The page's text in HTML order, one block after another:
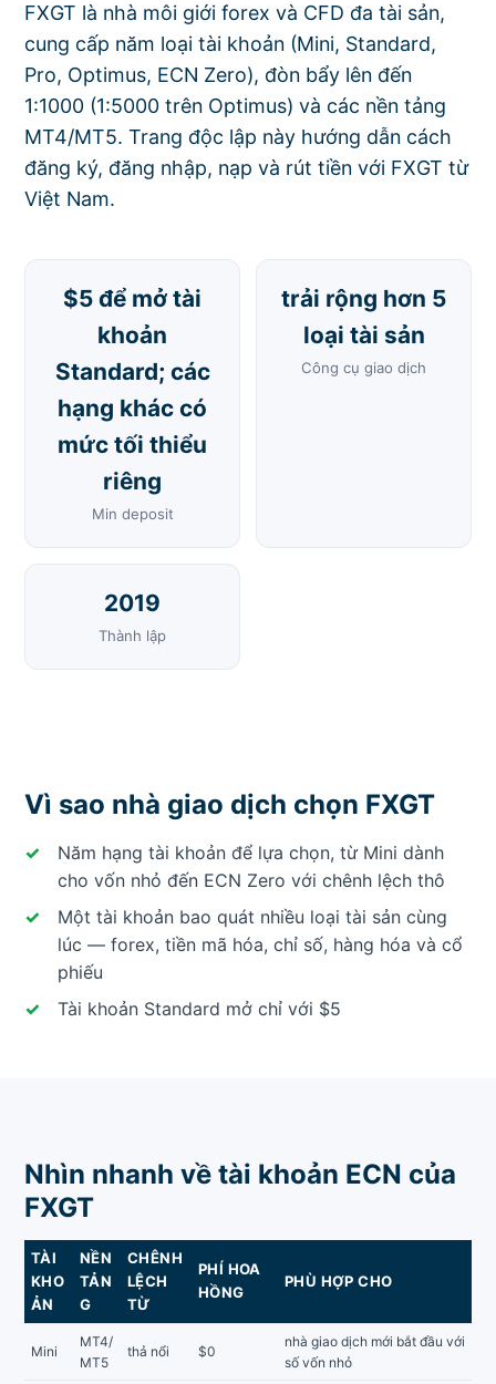
FXGT là nhà môi giới forex và CFD đa tài sản,
cung cấp năm loại tài khoản (Mini, Standard,
Pro, Optimus, ECN Zero), đòn bẩy lên đến
1:1000 (1:5000 trên Optimus) và các nền tảng
MT4/MT5. Trang độc lập này hướng dẫn cách
đăng ký, đăng nhập, nạp và rút tiền với FXGT từ
Việt Nam.
$5 để mở tài
khoản
Standard; các
hạng khác có
mức tối thiểu
riêng
Min deposit
trải rộng hơn 5
loại tài sản
Công cụ giao dịch
2019
Thành lập
Vì sao nhà giao dịch chọn FXGT
Năm hạng tài khoản để lựa chọn, từ Mini dành
cho vốn nhỏ đến ECN Zero với chênh lệch thô
Một tài khoản bao quát nhiều loại tài sản cùng
lúc — forex, tiền mã hóa, chỉ số, hàng hóa và cổ
phiếu
Tài khoản Standard mở chỉ với $5
Nhìn nhanh về tài khoản ECN của
FXGT
TÀI
KHO
ẢN
NỀN
TẢN
G
CHÊNH
LỆCH
TỪ
PHÍ HOA
HỒNG
PHÙ HỢP CHO
Mini
MT4/
MT5
thả nổi $0
nhà giao dịch mới bắt đầu với
số vốn nhỏ